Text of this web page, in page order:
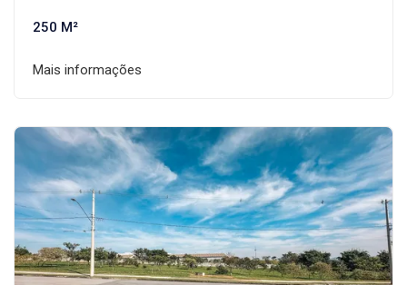
250 M²
Mais informações